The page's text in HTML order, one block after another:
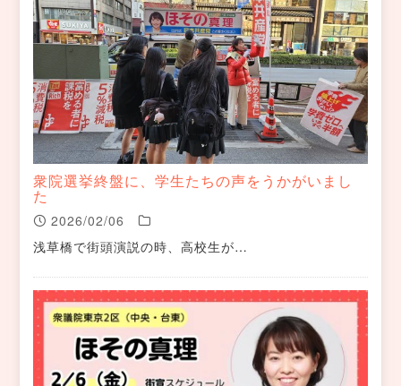
衆院選挙終盤に、学生たちの声をうかがいまし
た
2026/02/06
浅草橋で街頭演説の時、高校生が…